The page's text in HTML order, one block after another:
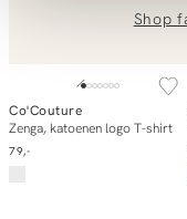
of bel ons op
0851 303631
(ma-vr:
We helpen je graag
Shop
In winkelmand
Co'Couture
Zenga, katoenen logo T-shirt
79,-